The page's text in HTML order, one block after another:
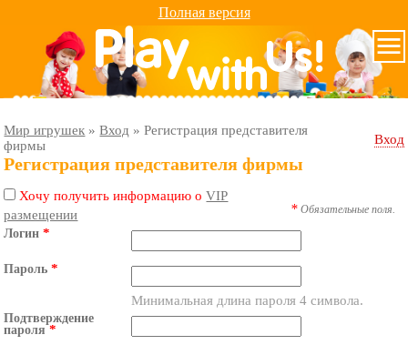
Полная версия
Мир игрушек »Вход »Регистрация представителя
фирмы
Вход
Регистрация представителя фирмы
*Обязательные поля.
Хочу получить информацию оVIP
размещении
Логин*
Пароль*
Минимальная длина пароля 4 символа.
Подтверждение
пароля*